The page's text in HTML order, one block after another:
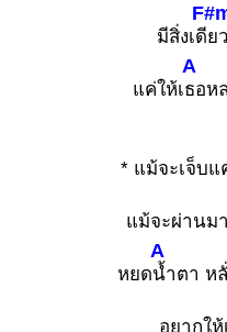
มีสิ่งเดีย
แค่ให้เ
A
ธอห
* แม้จะเจ็บแ
แม้จะผ่านม
หยด
A
น้ำตา ห
อยากให้